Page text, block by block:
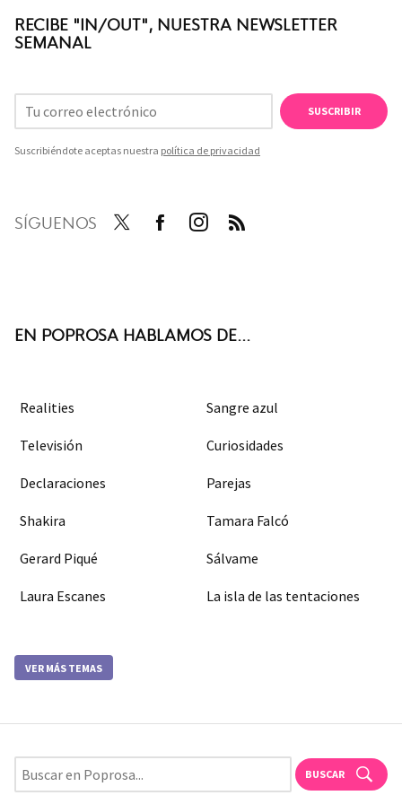
RECIBE "IN/OUT", NUESTRA NEWSLETTER
SEMANAL
SUSCRIBIR
Suscribiéndote aceptas nuestra política de privacidad
SÍGUENOS
EN POPROSA HABLAMOS DE...
Realities Sangre azul
Televisión Curiosidades
Declaraciones Parejas
Shakira Tamara Falcó
Gerard Piqué Sálvame
Laura Escanes La isla de las tentaciones
VER MÁS TEMAS
BUSCAR